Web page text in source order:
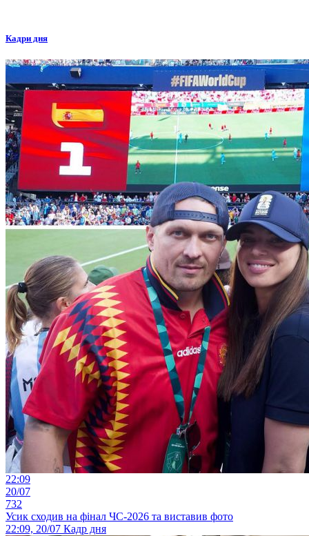
Кадри дня
22:09
20/07
732
Усик сходив на фінал ЧС-2026 та виставив фото
22:09, 20/07 Кадр дня